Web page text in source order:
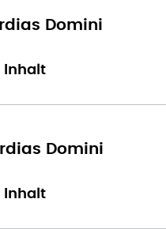
Domini
Inhalt
Domini
Inhalt